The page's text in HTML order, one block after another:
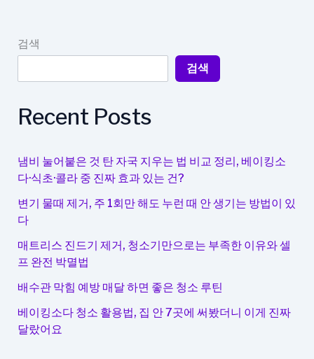
거,
없
도
가
한
소
법
검색
검색
Recent Posts
냄비 눌어붙은 것 탄 자국 지우는 법 비교 정리, 베이킹소
다·식초·콜라 중 진짜 효과 있는 건?
변기 물때 제거, 주 1회만 해도 누런 때 안 생기는 방법이 있
다
매트리스 진드기 제거, 청소기만으로는 부족한 이유와 셀
프 완전 박멸법
배수관 막힘 예방 매달 하면 좋은 청소 루틴
베이킹소다 청소 활용법, 집 안 7곳에 써봤더니 이게 진짜
달랐어요